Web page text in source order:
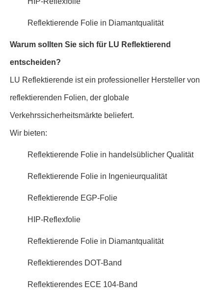
Reflektierende Folie in Diamantqualität
Warum sollten Sie sich für LU Reflektierend
entscheiden?
LU Reflektierende ist ein professioneller Hersteller von
reflektierenden Folien, der globale
Verkehrssicherheitsmärkte beliefert.
Wir bieten:
Reflektierende Folie in handelsüblicher Qualität
Reflektierende Folie in Ingenieurqualität
Reflektierende EGP-Folie
HIP-Reflexfolie
Reflektierende Folie in Diamantqualität
Reflektierendes DOT-Band
Reflektierendes ECE 104-Band